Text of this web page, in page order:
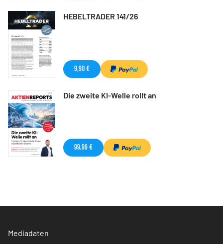
HEBELTRADER 141/26
9,90 €
Die zweite KI-Welle rollt an
99,99 €
Mediadaten